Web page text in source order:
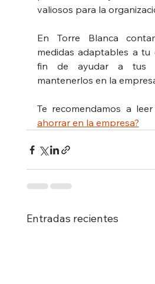
valiosos para la
En Torre Blanca
medidas adaptables a tu
fin de ayudar a tus
mantenerlos en la
Te recomendamos a
ahorrar en la empresa?
Entradas recientes